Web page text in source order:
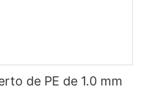
de PE de 1.0 mm